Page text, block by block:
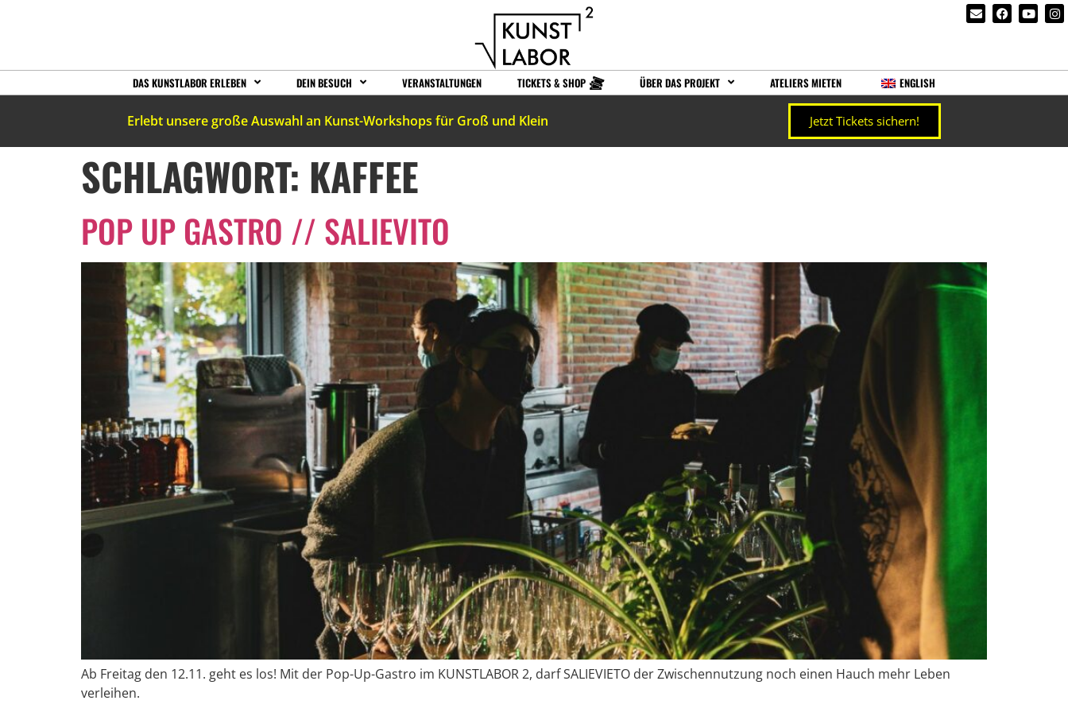
DAS KUNSTLABOR ERLEBEN DEIN BESUCH VERANSTALTUNGEN TICKETS & SHOP ÜBER DAS PROJEKT ATELIERS MIETEN ENGLISH
Erlebt unsere große Auswahl an Kunst-Workshops für Groß und Klein Jetzt Tickets sichern!
SCHLAGWORT: KAFFEE
POP UP GASTRO // SALIEVITO
Ab Freitag den 12.11. geht es los! Mit der Pop-Up-Gastro im KUNSTLABOR 2, darf SALIEVIETO der Zwischennutzung noch einen Hauch mehr Leben
verleihen.